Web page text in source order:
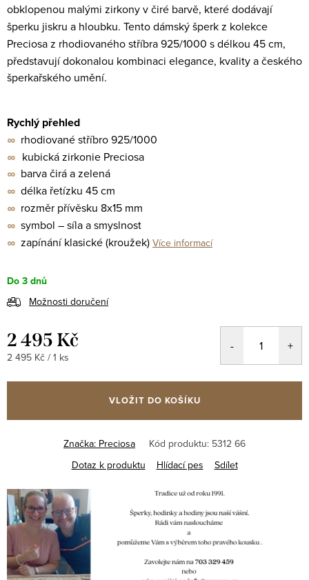
obklopenou malými zirkony v čiré barvě, které dodávají
šperku jiskru a hloubku. Tento dámský šperk z kolekce
Preciosa z rhodiovanéhostříbra 925/1000 sdélkou 45 cm,
představují dokonalou kombinaci elegance, kvality a českého
šperkařského umění.
Rychlý přehled
∞ rhodiované stříbro 925/1000
∞ kubická zirkonie Preciosa
∞ barvačirá a zelená
∞ délka řetízku 45 cm
∞ rozměr přívěsku 8x15 mm
∞ symbol –síla a smyslnost
∞ zapínáníklasické (kroužek) Více informací
Do 3 dnů
Možnosti doručení
2 495 Kč
Měrná
2 495 Kč / 1 ks
VLOŽIT DO KOŠÍKU
Značka: Preciosa Kód produktu: 5312 66
Dotaz k produktu
Hlídací pes Sdílet